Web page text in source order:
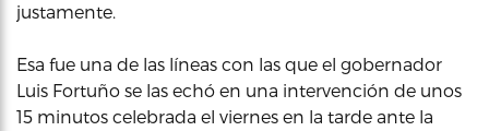
justamente.
Esa fue una de las líneas con las que el gobernador
Luis Fortuño se las echó en una intervención de unos
15 minutos celebrada el viernes en la tarde ante la